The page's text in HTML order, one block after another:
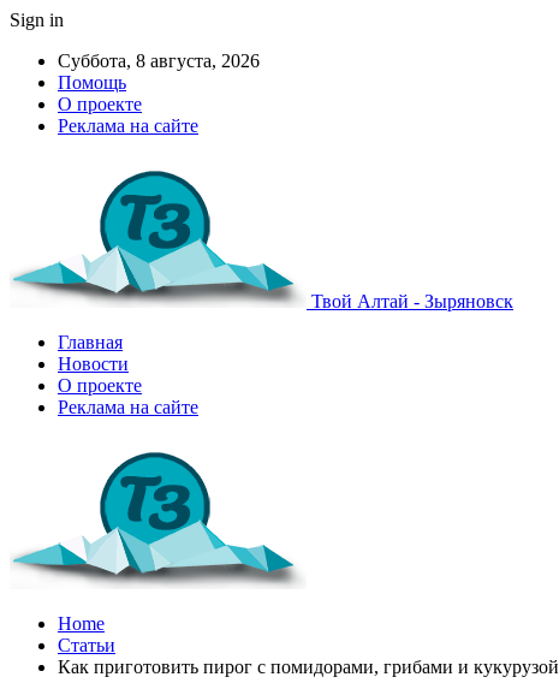
Sign in
Суббота, 8 августа, 2026
Помощь
О проекте
Реклама на сайте
Твой Алтай - Зыряновск
Главная
Новости
О проекте
Реклама на сайте
Home
Статьи
Как приготовить пирог с помидорами, грибами и кукурузой